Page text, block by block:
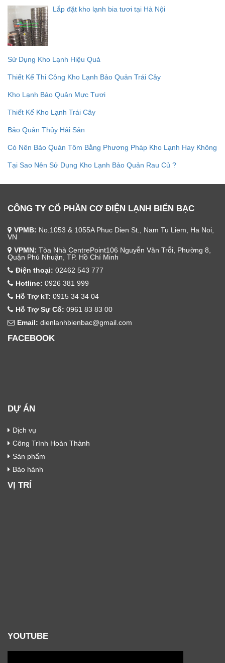
Lắp đặt kho lạnh bia tươi tại Hà Nội
Sử Dụng Kho Lạnh Hiệu Quả
Thiết Kế Thi Công Kho Lạnh Bảo Quản Trái Cây
Kho Lạnh Bảo Quản Mực Tươi
Thiết Kế Kho Lạnh Trái Cây
Bảo Quản Thủy Hải Sản
Có Nên Bảo Quản Tôm Bằng Phương Pháp Kho Lạnh Hay Không
Tại Sao Nên Sử Dụng Kho Lạnh Bảo Quản Rau Củ ?
CÔNG TY CỔ PHẦN CƠ ĐIỆN LẠNH BIỂN BẠC
VPMB: No.1053 & 1055A Phuc Dien St., Nam Tu Liem, Ha Noi,
VN
VPMN: Tòa Nhà CentrePoint106 Nguyễn Văn Trỗi, Phường 8,
Quận Phú Nhuận, TP. Hồ Chí Minh
Điện thoại: 02462 543 777
Hotline: 0926 381 999
Hỗ Trợ kT: 0915 34 34 04
Hỗ Trợ Sự Cố: 0961 83 83 00
Email: dienlanhbienbac@gmail.com
FACEBOOK
DỰ ÁN
Dịch vụ
Công Trình Hoàn Thành
Sản phẩm
Bảo hành
VỊ TRÍ
YOUTUBE